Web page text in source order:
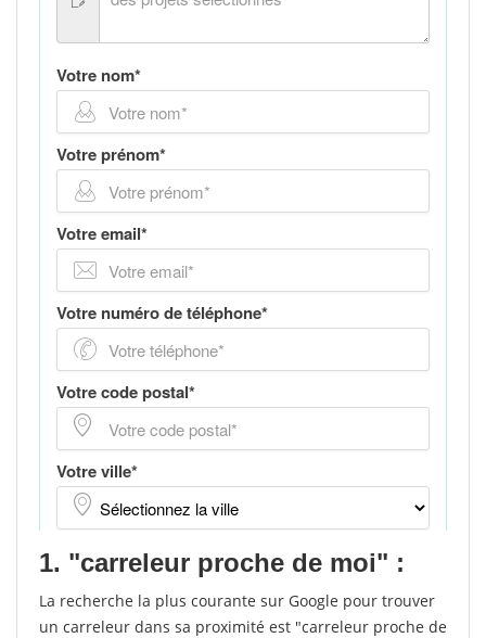
1. "carreleur proche de moi" :
La recherche la plus courante sur Google pour trouver
un carreleur dans sa proximité est "carreleur proche de